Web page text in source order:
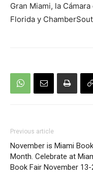
Gran Miami, la
Florida y
Previous article
November is Miami Book
Month. Celebrate at
Book Fair November 13-